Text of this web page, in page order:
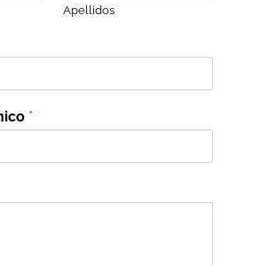
Apellidos
*